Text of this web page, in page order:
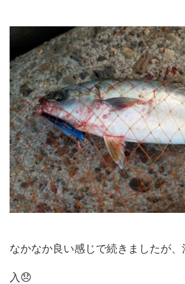
なかなか良い感じで続きましたが
入😞